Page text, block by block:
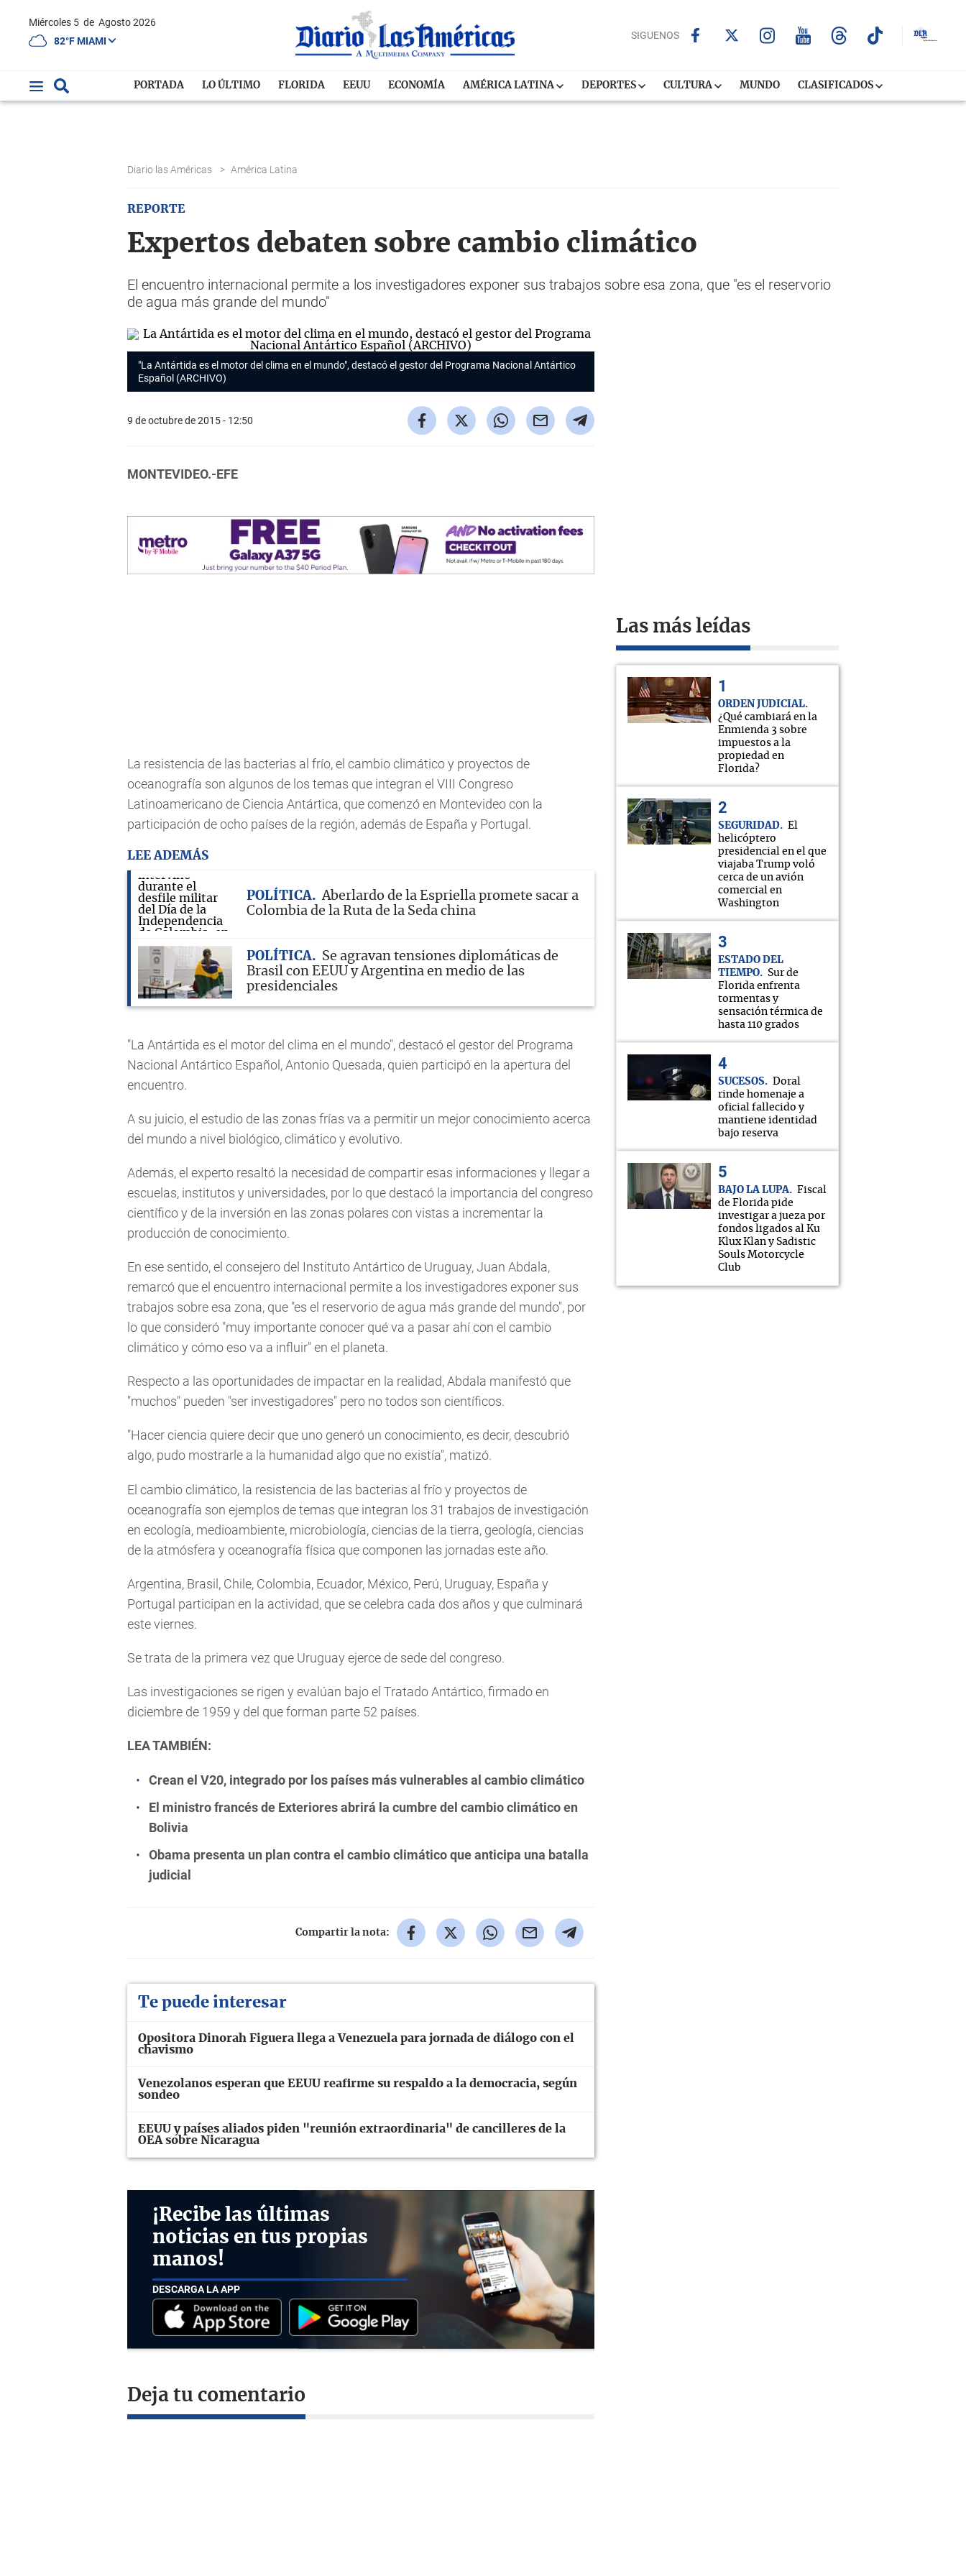
Miércoles 5 de Agosto 2026
82°F MIAMI
SIGUENOS
PORTADA LO ÚLTIMO FLORIDA EEUU ECONOMÍA AMÉRICA LATINA DEPORTES CULTURA MUNDO CLASIFICADOS
Diario las Américas > América Latina
REPORTE
Expertos debaten sobre cambio climático
El encuentro internacional permite a los investigadores exponer sus trabajos sobre esa zona, que "es el reservorio
de agua más grande del mundo"
"La Antártida es el motor del clima en el mundo", destacó el gestor del Programa Nacional Antártico
Español (ARCHIVO)
9 de octubre de 2015 - 12:50
MONTEVIDEO.-EFE
La resistencia de las bacterias al frío, el cambio climático y proyectos de
oceanografía son algunos de los temas que integran el VIII Congreso
Latinoamericano de Ciencia Antártica, que comenzó en Montevideo con la
participación de ocho países de la región, además de España y Portugal.
LEE ADEMÁS
POLÍTICA
Aberlardo de la Espriella promete sacar a
Colombia de la Ruta de la Seda china
POLÍTICA
Se agravan tensiones diplomáticas de
Brasil con EEUU y Argentina en medio de las
presidenciales
"La Antártida es el motor del clima en el mundo", destacó el gestor del Programa
Nacional Antártico Español, Antonio Quesada, quien participó en la apertura del
encuentro.
A su juicio, el estudio de las zonas frías va a permitir un mejor conocimiento acerca
del mundo a nivel biológico, climático y evolutivo.
Además, el experto resaltó la necesidad de compartir esas informaciones y llegar a
escuelas, institutos y universidades, por lo que destacó la importancia del congreso
científico y de la inversión en las zonas polares con vistas a incrementar la
producción de conocimiento.
En ese sentido, el consejero del Instituto Antártico de Uruguay, Juan Abdala,
remarcó que el encuentro internacional permite a los investigadores exponer sus
trabajos sobre esa zona, que "es el reservorio de agua más grande del mundo", por
lo que consideró "muy importante conocer qué va a pasar ahí con el cambio
climático y cómo eso va a influir" en el planeta.
Respecto a las oportunidades de impactar en la realidad, Abdala manifestó que
"muchos" pueden "ser investigadores" pero no todos son científicos.
"Hacer ciencia quiere decir que uno generó un conocimiento, es decir, descubrió
algo, pudo mostrarle a la humanidad algo que no existía", matizó.
El cambio climático, la resistencia de las bacterias al frío y proyectos de
oceanografía son ejemplos de temas que integran los 31 trabajos de investigación
en ecología, medioambiente, microbiología, ciencias de la tierra, geología, ciencias
de la atmósfera y oceanografía física que componen las jornadas este año.
Argentina, Brasil, Chile, Colombia, Ecuador, México, Perú, Uruguay, España y
Portugal participan en la actividad, que se celebra cada dos años y que culminará
este viernes.
Se trata de la primera vez que Uruguay ejerce de sede del congreso.
Las investigaciones se rigen y evalúan bajo el Tratado Antártico, firmado en
diciembre de 1959 y del que forman parte 52 países.
LEA TAMBIÉN:
Crean el V20, integrado por los países más vulnerables al cambio climático
El ministro francés de Exteriores abrirá la cumbre del cambio climático en
Bolivia
Obama presenta un plan contra el cambio climático que anticipa una batalla
judicial
Compartir la nota:
Te puede interesar
Opositora Dinorah Figuera llega a Venezuela para jornada de diálogo con el
chavismo
Venezolanos esperan que EEUU reafirme su respaldo a la democracia, según
sondeo
EEUU y países aliados piden "reunión extraordinaria" de cancilleres de la
OEA sobre Nicaragua
¡Recibe las últimas
noticias en tus propias
manos!
DESCARGA LA APP
Deja tu comentario
Las más leídas
ORDEN JUDICIAL
¿Qué cambiará en la
Enmienda 3 sobre
impuestos a la
propiedad en
Florida?
SEGURIDAD
El
helicóptero
presidencial en el que
viajaba Trump voló
cerca de un avión
comercial en
Washington
ESTADO DEL
TIEMPO
Sur de
Florida enfrenta
tormentas y
sensación térmica de
hasta 110 grados
SUCESOS
Doral
rinde homenaje a
oficial fallecido y
mantiene identidad
bajo reserva
BAJO LA LUPA
Fiscal
de Florida pide
investigar a jueza por
fondos ligados al Ku
Klux Klan y Sadistic
Souls Motorcycle
Club